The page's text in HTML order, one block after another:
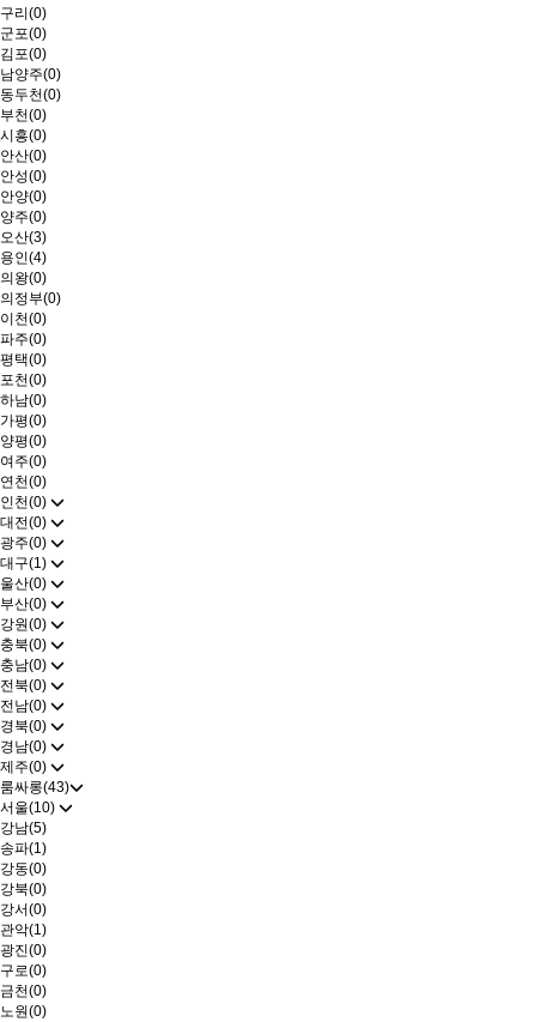
구리(0)
군포(0)
김포(0)
남양주(0)
동두천(0)
부천(0)
시흥(0)
안산(0)
안성(0)
안양(0)
양주(0)
오산(3)
용인(4)
의왕(0)
의정부(0)
이천(0)
파주(0)
평택(0)
포천(0)
하남(0)
가평(0)
양평(0)
여주(0)
연천(0)
인천(0)
대전(0)
광주(0)
대구(1)
울산(0)
부산(0)
강원(0)
충북(0)
충남(0)
전북(0)
전남(0)
경북(0)
경남(0)
제주(0)
룸싸롱(43)
서울(10)
강남(5)
송파(1)
강동(0)
강북(0)
강서(0)
관악(1)
광진(0)
구로(0)
금천(0)
노원(0)